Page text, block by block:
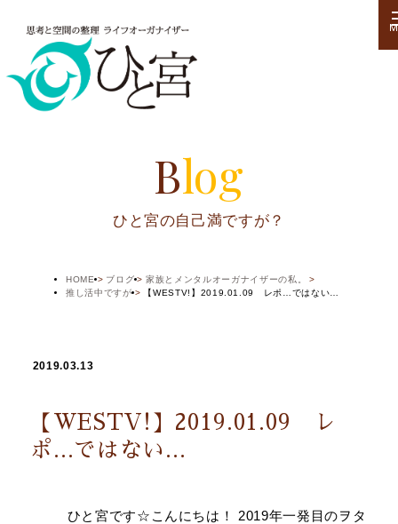
Blog
ひと宮の自己満ですが？
HOME ブログ
家族とメンタルオーガナイザーの私。
推し活中ですが
【WESTV!】2019.01.09 レポ…ではない…
2019.03.13
【WESTV!】2019.01.09 レ
ポ…ではない…
ひと宮です☆こんにちは！ 2019年一発目のヲタ